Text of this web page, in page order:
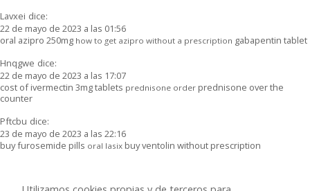
Lavxei dice:
22 de mayo de 2023 a las 01:56
oral azipro 250mg how to get azipro without a prescription gabapentin tablet
Hnqgwe dice:
22 de mayo de 2023 a las 17:07
cost of ivermectin 3mg tablets prednisone order prednisone over the
counter
Pftcbu dice:
23 de mayo de 2023 a las 22:16
buy furosemide pills oral lasix buy ventolin without prescription